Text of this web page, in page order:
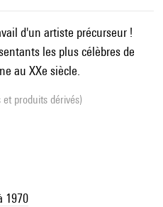
d'un artiste précurseur !
les plus célèbres de
au XXe siècle.
et produits dérivés)
1970